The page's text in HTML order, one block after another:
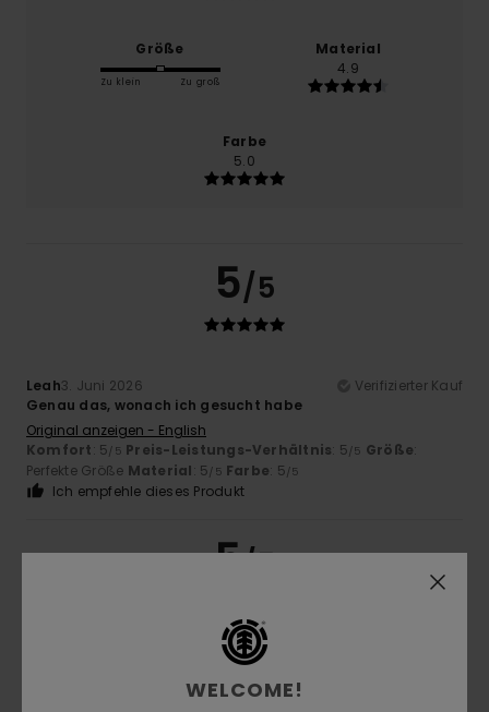
Größe
Zu klein Zu groß
Material
4.9
Farbe
5.0
5/5
Leah3. Juni 2026
Verifizierter Kauf
Genau das, wonach ich gesucht habe
Original anzeigen - English
Komfort: 5/5 Preis-Leistungs-Verhältnis: 5/5 Größe:
Perfekte Größe Material: 5/5 Farbe: 5/5
Ich empfehle dieses Produkt
5/5
WELCOME!